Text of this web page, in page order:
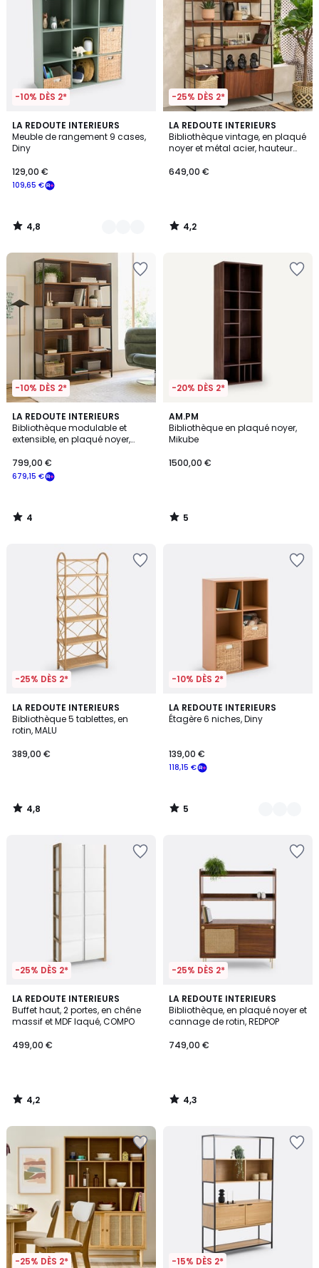
-10% DÈS 2*
LA REDOUTE INTERIEURS
Meuble de rangement 9 cases,
Diny
109,65 €
129,00 €
4,8
/ 5
2
Couleurs
4,8
/
-25% DÈS 2*
LA REDOUTE INTERIEURS
Bibliothèque vintage, en plaqué
noyer et métal acier, hauteur
649,00 €
4,2
/ 5
4,2
/
-10% DÈS 2*
LA REDOUTE INTERIEURS
Bibliothèque modulable et
extensible, en plaqué noyer,
679,15 €
799,00 €
4
/
5
4
/
-20% DÈS 2*
AM.PM
Bibliothèque en plaqué noyer,
Mikube
1500,00 €
5
/
5
5
/
-25% DÈS 2*
LA REDOUTE INTERIEURS
Bibliothèque 5 tablettes, en
rotin, MALU
389,00 €
4,8
/ 5
4,8
/
-10% DÈS 2*
LA REDOUTE INTERIEURS
Étagère 6 niches, Diny
118,15 €
139,00 €
5
/
2
Couleurs
5
/
-25% DÈS 2*
LA REDOUTE INTERIEURS
Buffet haut, 2 portes, en chêne
massif et MDF laqué, COMPO
499,00 €
4,2
/ 5
4,2
/
-25% DÈS 2*
LA REDOUTE INTERIEURS
Bibliothèque, en plaqué noyer et
cannage de rotin, REDPOP
749,00 €
4,3
/ 5
4,3
/
-25% DÈS 2* -15% DÈS 2*